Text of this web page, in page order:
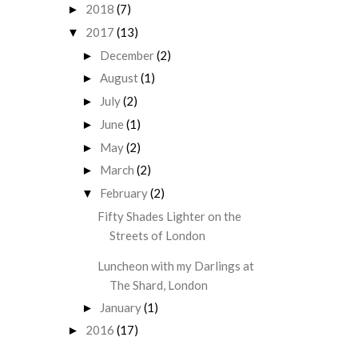
► 2018 (7)
▼ 2017 (13)
► December(2)
► August(1)
► July(2)
► June(1)
► May(2)
► March (2)
▼ February(2)
Fifty Shades Lighter on the
Streets of London
Luncheon with my Darlings at
The Shard, London
► January(1)
► 2016 (17)